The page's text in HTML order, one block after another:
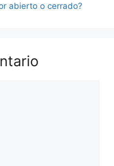
abierto o cerrado?